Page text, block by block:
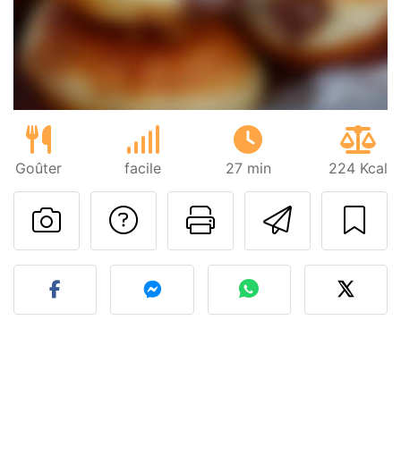
Goûter facile 27 min 224 Kcal
Imprimer
Poser une
Publier votre photo de